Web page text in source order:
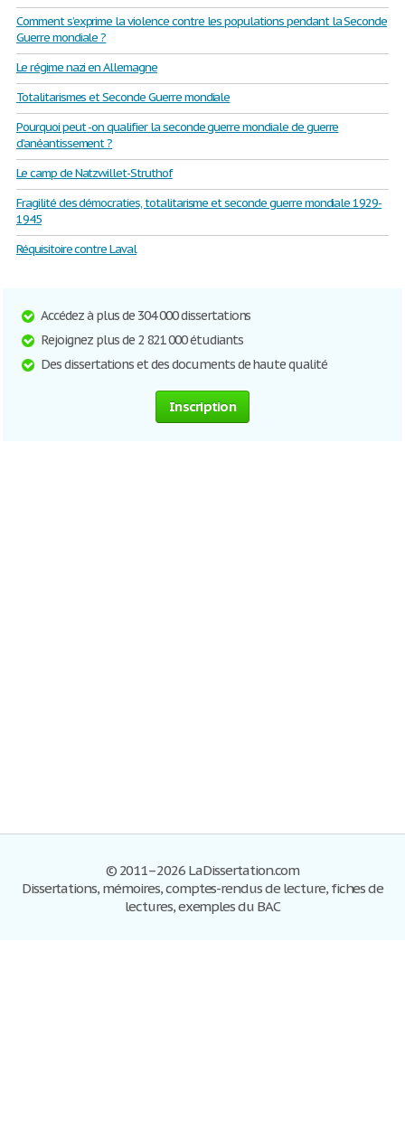
Comment s’exprime la violence contre les populations pendant la Seconde
Guerre mondiale ?
Le régime nazi en Allemagne
Totalitarismes et Seconde Guerre mondiale
Pourquoi peut -on qualifier la seconde guerre mondiale de guerre
d’anéantissement ?
Le camp de Natzwillet-Struthof
Fragilité des démocraties, totalitarisme et seconde guerre mondiale 1929-
1945
Réquisitoire contre Laval
Accédez à plus de 304 000 dissertations
Rejoignez plus de 2 821 000 étudiants
Des dissertations et des documents de haute qualité
Inscription
© 2011–2026 LaDissertation.com
Dissertations, mémoires, comptes-rendus de lecture, fiches de
lectures, exemples du BAC